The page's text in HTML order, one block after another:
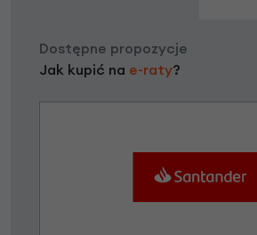
Dostępne propozycje
Jak kupić na e-raty?